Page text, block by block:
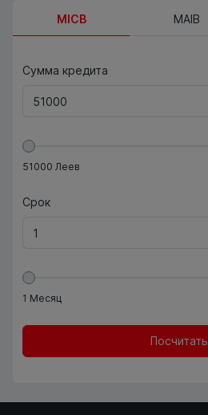
MICB MAIB
Сумма кредита
51000 Леев
Срок
1 Месяц
Посчитать